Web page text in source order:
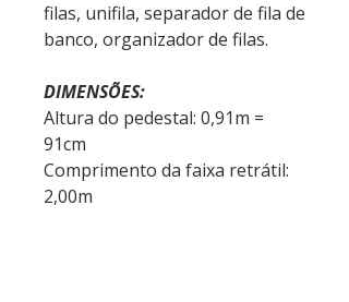
filas, unifila, separador de fila de
banco, organizador de filas.
DIMENSÕES:
Altura do pedestal: 0,91m =
91cm
Comprimento da faixa retrátil:
2,00m